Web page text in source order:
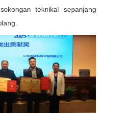
teknikal sepanjang